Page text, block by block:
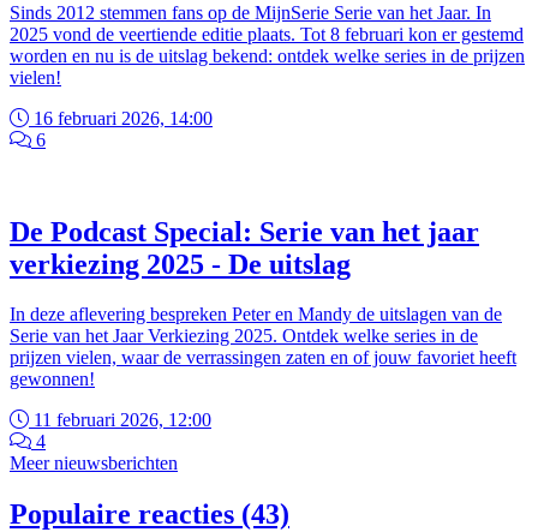
Sinds 2012 stemmen fans op de MijnSerie Serie van het Jaar. In
2025 vond de veertiende editie plaats. Tot 8 februari kon er gestemd
worden en nu is de uitslag bekend: ontdek welke series in de prijzen
vielen!
16 februari 2026, 14:00
6
De Podcast Special: Serie van het jaar
verkiezing 2025 - De uitslag
In deze aflevering bespreken Peter en Mandy de uitslagen van de
Serie van het Jaar Verkiezing 2025. Ontdek welke series in de
prijzen vielen, waar de verrassingen zaten en of jouw favoriet heeft
gewonnen!
11 februari 2026, 12:00
4
Meer nieuwsberichten
Populaire reacties (43)